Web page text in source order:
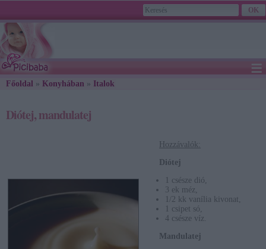
≡
Főoldal » Konyhában » Italok
Diótej, mandulatej
Hozzávalók:
Diótej
1 csésze dió,
3 ek méz,
1/2 kk vanília kivonat,
1 csipet só,
4 csésze víz.
Mandulatej